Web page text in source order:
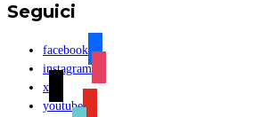
Seguici
facebook
instagram
x
youtube